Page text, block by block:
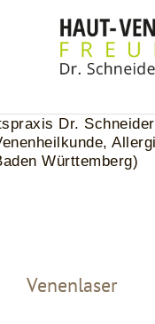
Venenlaser